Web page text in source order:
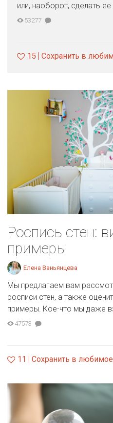
или, наоборот, сделать
53277
15 Сохранить в
Роспись стен:
примеры
Елена Ваньянцева
Мы предлагаем вам
росписи стен, а также
примеры. Кое-что мы даже
47573
11 Сохранить в любимое